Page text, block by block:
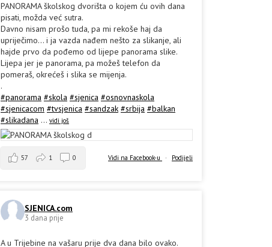
PANORAMA školskog dvorišta o kojem ću ovih dana
pisati, možda već sutra.
Davno nisam prošo tuda, pa mi rekoše haj da
upriječimo... i ja vazda nađem nešto za slikanje, ali
hajde prvo da pođemo od lijepe panorama slike.
Lijepa jer je panorama, pa možeš telefon da
pomeraš, okrećeš i slika se mijenja.
.
#panorama #skola #sjenica #osnovnaskola
#sjenicacom #tvsjenica #sandzak #srbija #balkan
#slikadana ... vidi još
Vidi na Facebook-u · Podijeli
57 1 0
SJENICA.com
3 dana prije
A u Trijebine na vašaru prije dva dana bilo ovako.